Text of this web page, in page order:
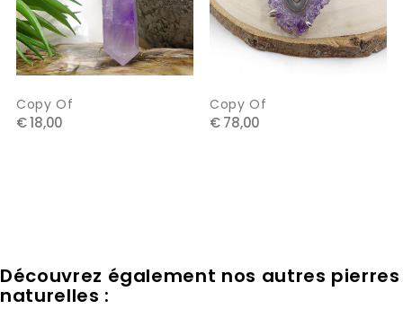
Copy Of
€ 18,00
Copy Of
€ 78,00
Découvrez également nos autres pierres
naturelles :